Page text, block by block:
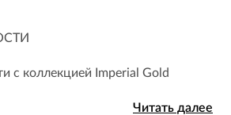
с коллекцией Imperial Gold
Читать далее